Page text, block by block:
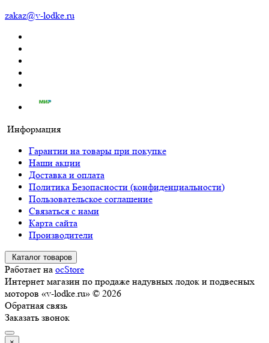
zakaz@v-lodke.ru
Информация
Гарантии на товары при покупке
Наши акции
Доставка и оплата
Политика Безопасности (конфиденциальности)
Пользовательское соглашение
Связаться с нами
Карта сайта
Производители
Каталог товаров
Работает на ocStore
Интернет магазин по продаже надувных лодок и подвесных
моторов «v-lodke.ru» © 2026
Обратная связь
Заказать звонок